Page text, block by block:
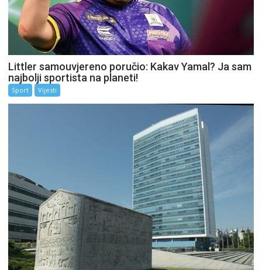
Littler samouvjereno poručio: Kakav Yamal? Ja sam
najbolji sportista na planeti!
Sport Vijesti